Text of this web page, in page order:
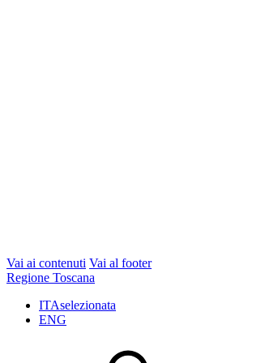
Vai ai contenuti Vai al footer
Regione Toscana
ITAselezionata
ENG